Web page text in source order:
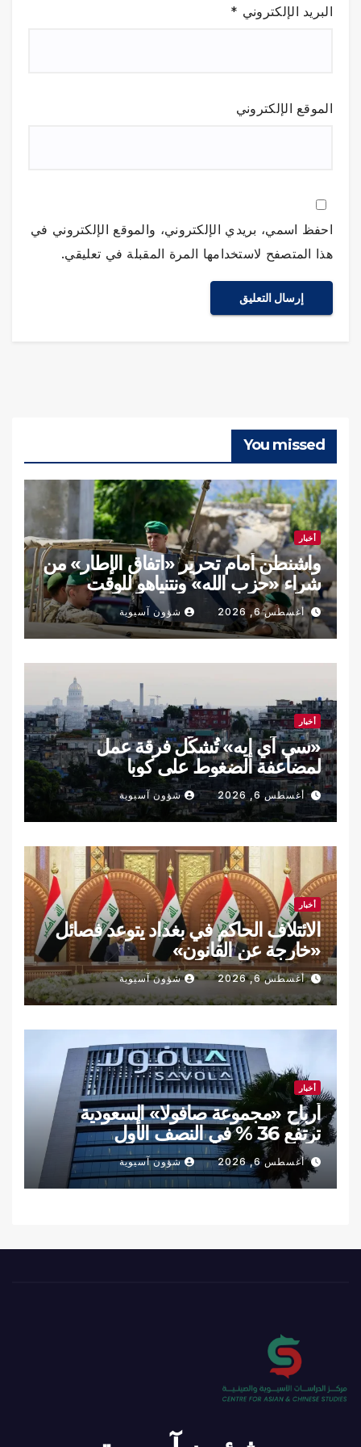
البريد الإلكتروني *
الموقع الإلكتروني
احفظ اسمي، بريدي الإلكتروني، والموقع الإلكتروني في
هذا المتصفح لاستخدامها المرة المقبلة في تعليقي.
You missed
أخبار
واشنطن أمام تحرير «اتفاق الإطار» من
شراء «حزب الله» ونتنياهو للوقت
أغسطس 6, 2026 شؤون آسيوية
أخبار
«سي آي إيه» تُشكّل فرقة عمل
لمضاعفة الضغوط على كوبا
أغسطس 6, 2026 شؤون آسيوية
أخبار
الائتلاف الحاكم في بغداد يتوعد فصائل
«خارجة عن القانون»
أغسطس 6, 2026 شؤون آسيوية
أخبار
أرباح «مجموعة صافولا» السعودية
ترتفع 36 % في النصف الأول
أغسطس 6, 2026 شؤون آسيوية